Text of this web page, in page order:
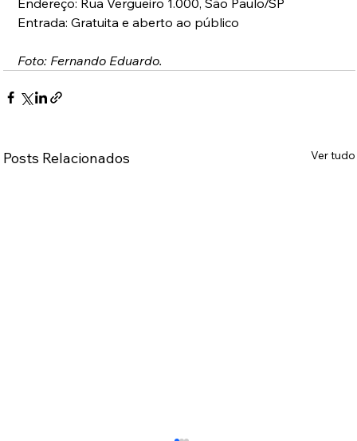
Endereço: Rua Vergueiro 1.000, São Paulo/SP
Entrada: Gratuita e aberto ao público
Foto: Fernando Eduardo.
Posts Relacionados Ver tudo